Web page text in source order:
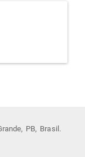
PB, Brasil.